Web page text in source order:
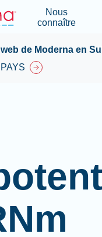
Nous
connaître
de Moderna en